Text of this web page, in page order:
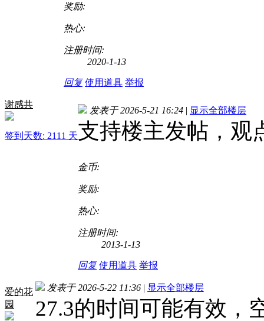
奖励:
热心:
注册时间:
2020-1-13
回复 使用道具 举报
谢感共
签到天数: 2111 天
发表于 2026-5-21 16:24 | 显示全部楼层
支持楼主发帖，观
金币:
奖励:
热心:
注册时间:
2013-1-13
回复 使用道具 举报
爱的花
园
发表于 2026-5-22 11:36 | 显示全部楼层
27.3的时间可能有效，